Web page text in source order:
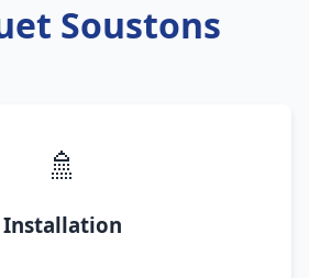
Soustons
🚿
Installation